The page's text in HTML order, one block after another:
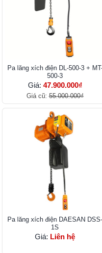
Pa lăng xích điện DL-500-3 +
500-3
Giá: 47.900.000₫
Giá cũ:55.000.000₫
Pa lăng xích điện DAESAN DSS-
1S
Giá: Liên hệ